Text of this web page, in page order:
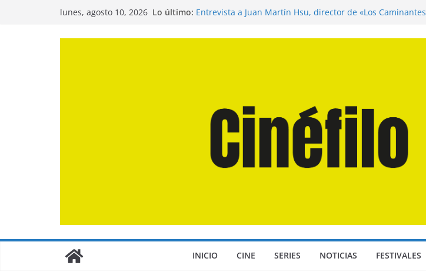
lunes, agosto 10, 2026 Lo último: Entrevista a Juan Martín Hsu, director de «Los Caminantes
INICIO CINE SERIES NOTICIAS FESTIVALES